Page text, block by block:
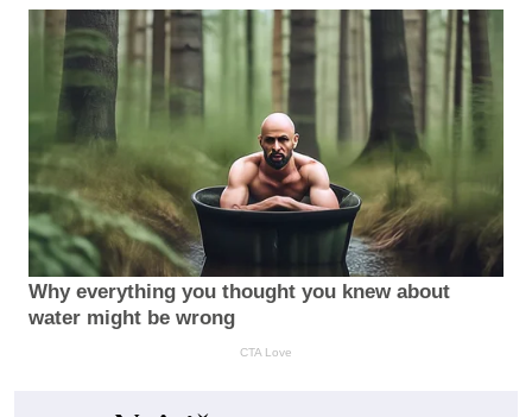
Why everything you thought you knew about
water might be wrong
CTA Love